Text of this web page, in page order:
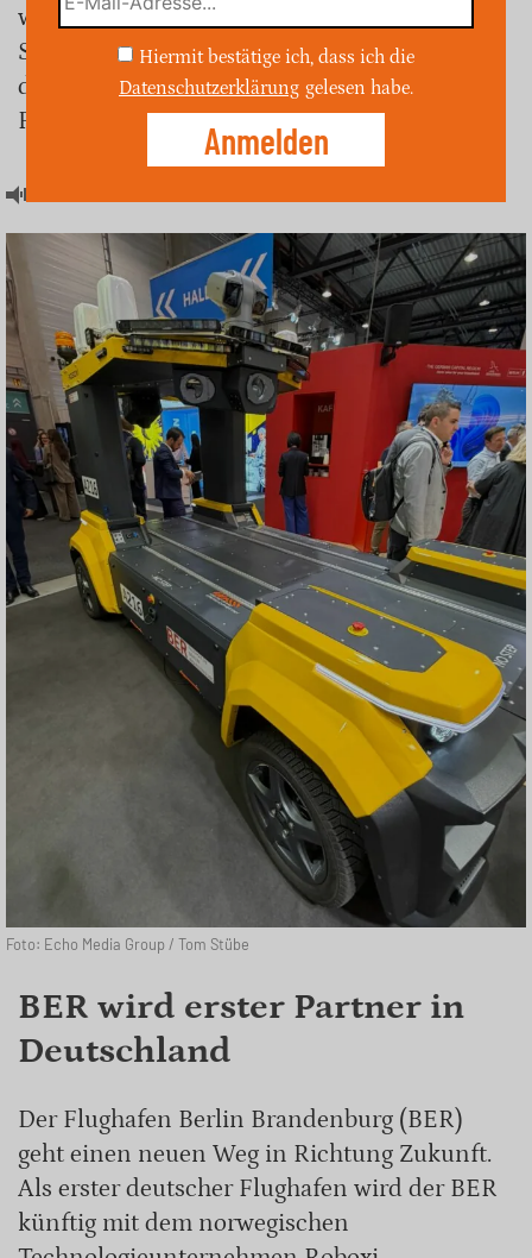
wichtigen Aufgaben unterstützen, die
Sicherheit erhöhen und gleichzeitig helfen,
dem wachsenden Fachkräftemangel an
Flughäfen entgegenzuwirken.
Foto: Echo Media Group / Tom Stübe
BER wird erster Partner in
Deutschland
Der Flughafen Berlin Brandenburg (BER)
geht einen neuen Weg in Richtung Zukunft.
Als erster deutscher Flughafen wird der BER
künftig mit dem norwegischen
Hiermit bestätige ich, dass ich die
Datenschutzerklärung gelesen habe.